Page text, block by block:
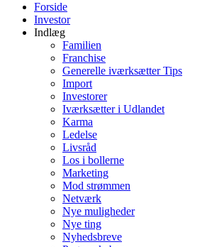
Forside
Investor
Indlæg
Familien
Franchise
Generelle iværksætter Tips
Import
Investorer
Iværksætter i Udlandet
Karma
Ledelse
Livsråd
Los i bollerne
Marketing
Mod strømmen
Netværk
Nye muligheder
Nye ting
Nyhedsbreve